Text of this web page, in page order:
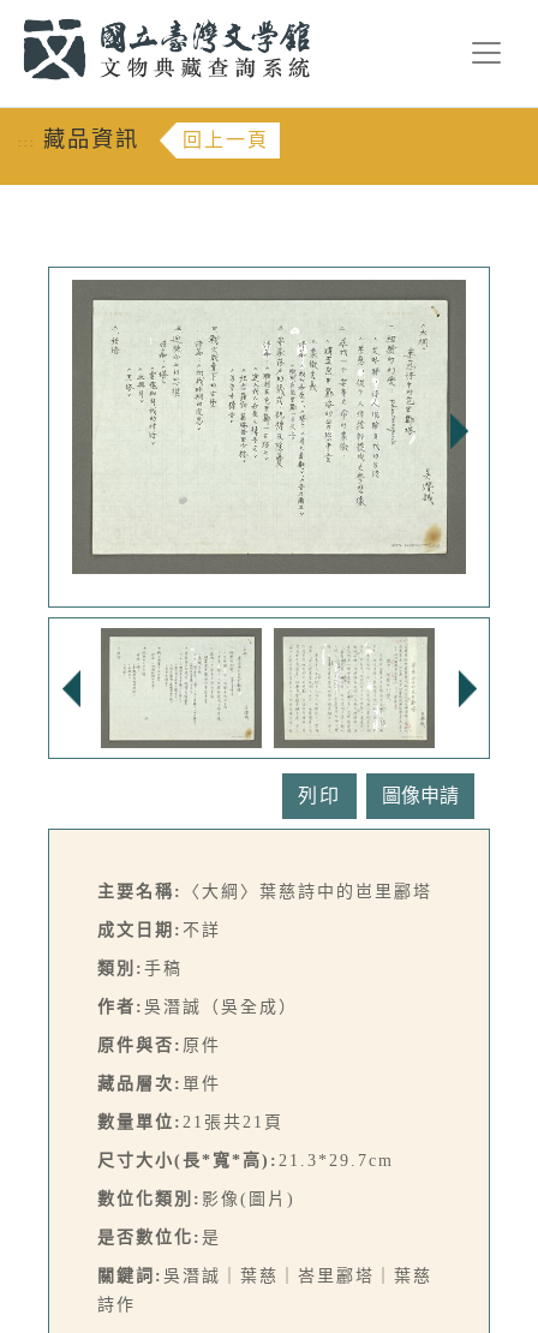
::: 藏品資訊 回上一頁
列印
主要名稱: 〈大綱〉葉慈詩中的岜里酈塔
成文日期: 不詳
類別: 手稿
作者: 吳潛誠（吳全成）
原件與否: 原件
藏品層次: 單件
數量單位: 21張共21頁
尺寸大小(長*寬*高): 21.3*29.7cm
數位化類別: 影像(圖片)
是否數位化: 是
關鍵詞: 吳潛誠｜葉慈｜峇里酈塔｜葉慈
詩作